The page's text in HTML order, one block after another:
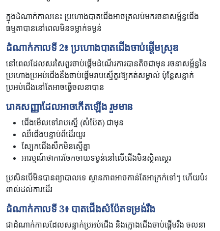
ក្នុងដំណាក់កាលនេះ ប្រហោងបាតជើងអាចត្រលប់មករចនាសម្ព័ន្ធជើង
ធម្មតាបាននៅពេលមិនទម្លាក់ទម្ងន់
ដំណាក់កាលទី 2៖ ប្រហោងបាតជើងចាប់ផ្ដើមស្រុឌ
នៅពេលដែលសរសៃពួរចាប់ផ្តើមដំណើរការបានតិចជាមុន រចនាសម្ព័ន្ធនៃ
ប្រហោងប្រអប់ជើងនឹងចាប់ផ្តើមរាបស្មើគួរឱ្យកត់សម្គាល់ ប៉ុន្តែសន្លាក់
ប្រអប់ជើងនៅតែអាចធ្វើចលនាបាន
រោគសញ្ញា​ដែល​អាច​កើតឡើង ​រួមមាន
ជើងមើលទៅរាបស្មើ (សំប៉ែត) ជាមុន
ឈឺជើងបន្ទាប់ពីដើរយូរ
ស្បែកជើងសឹកមិនស្មើគ្នា
អារម្មណ៍ថាការចែកចាយទម្ងន់នៅលើជើងមិនស្ថិតស្ថេរ
ប្រសិនបើមិនបានព្យាបាលទេ ស្ថានភាពអាចកាន់តែអាក្រក់ទៅៗ ហើយប៉ះ
ពាល់ដល់ការដើរ
ដំណាក់កាលទី 3៖ បាតជើងសំប៉ែតទម្រង់រឹង
ជាដំណាក់កាលដែលសន្លាក់ប្រអប់ជើង និងក្លោងជើងចាប់ផ្តើមរឹង ចលនា